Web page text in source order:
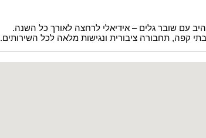
עם שובר גלים – אידיאלי לרחצה לאורך כל השנה.
קפה, תחבורה ציבורית ונגישות מלאה לכל השירותים.